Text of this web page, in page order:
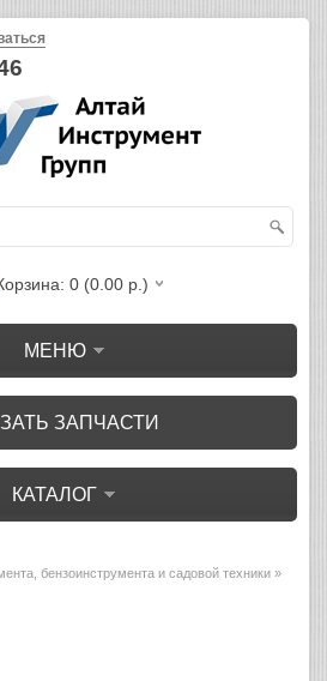
0 (0.00 р.)
МЕНЮ
ЗАПЧАСТИ
КАТАЛОГ
бензоинструмента и садовой техники »